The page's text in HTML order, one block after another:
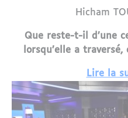
Hicham
Que reste-t-il d’une
lorsqu’elle a traversé,
Lire la